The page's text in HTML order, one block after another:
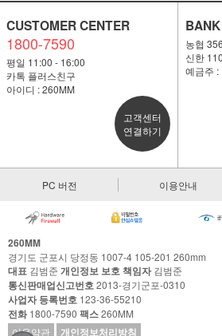
CUSTOMER CENTER
1800-7590
평일 11:00 - 16:00
카톡 플러스친구
아이디 : 260MM
고객센터
연결하기
농협
신한
예금주 :
PC 버전 이용안내
260MM
경기도 군포시 당정동 1007-4 105-201 260mm
대표 김범준 개인정보 보호 책임자김범준
통신판매업신고번호2013-경기군포-0310
사업자 등록번호 123-36-55210
전화1800-7590 팩스260MM
이용약관
개인정보처리방침